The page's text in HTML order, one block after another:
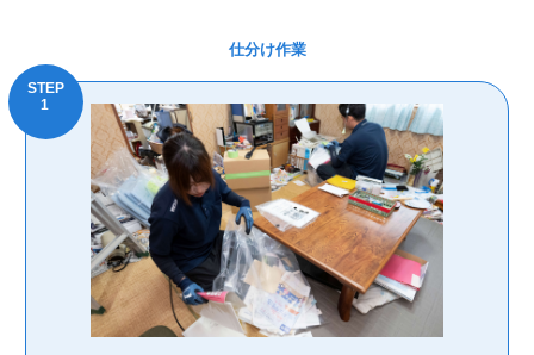
仕分け作業